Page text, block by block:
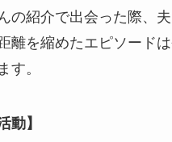
の紹介で出会った際、夫
離を縮めたエピソード
す。
動】